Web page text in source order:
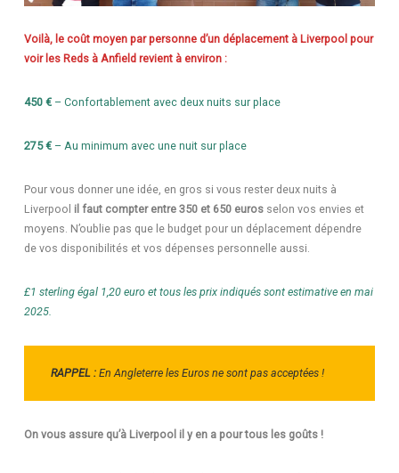
Voilà, le coût moyen par personne d’un déplacement à Liverpool pour
voir les Reds à Anfield revient à environ :
450 € – Confortablement avec deux nuits sur place
275 € – Au minimum avec une nuit sur place
Pour vous donner une idée, en gros si vous rester deux nuits à
Liverpool il faut compter entre 350 et 650 euros selon vos envies et
moyens. N’oublie pas que le budget pour un déplacement dépendre
de vos disponibilités et vos dépenses personnelle aussi.
£1 sterling égal 1,20 euro et tous les prix indiqués sont estimative en mai
2025.
RAPPEL : En Angleterre les Euros ne sont pas acceptées !
On vous assure qu’à Liverpool il y en a pour tous les goûts !